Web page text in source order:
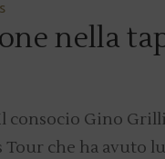
nella
Gino
che ha avuto